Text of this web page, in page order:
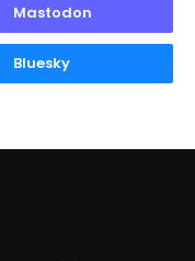
Mastodon
Bluesky